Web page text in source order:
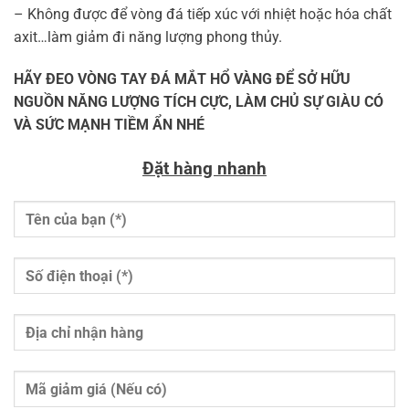
– Không được để vòng đá tiếp xúc với nhiệt hoặc hóa chất
axit…làm giảm đi năng lượng phong thủy.
HÃY ĐEO VÒNG TAY ĐÁ MẮT HỔ VÀNG ĐỂ SỞ HỮU
NGUỒN NĂNG LƯỢNG TÍCH CỰC, LÀM CHỦ SỰ GIÀU CÓ
VÀ SỨC MẠNH TIỀM ẨN NHÉ
Đặt hàng nhanh